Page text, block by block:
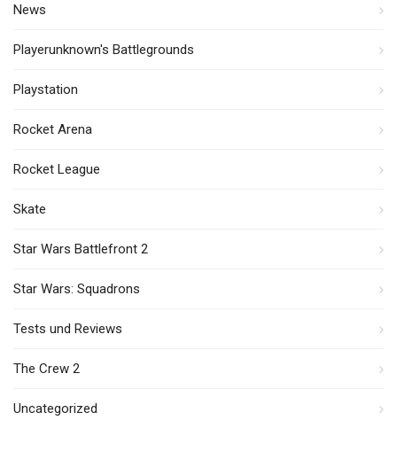
News
Playerunknown's Battlegrounds
Playstation
Rocket Arena
Rocket League
Skate
Star Wars Battlefront 2
Star Wars: Squadrons
Tests und Reviews
The Crew 2
Uncategorized